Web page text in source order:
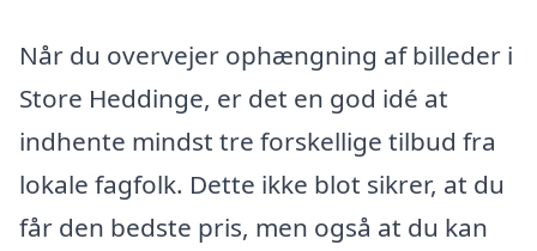
Når du overvejer ophængning af billeder i
Store Heddinge, er det en god idé at
indhente mindst tre forskellige tilbud fra
lokale fagfolk. Dette ikke blot sikrer, at du
får den bedste pris, men også at du kan